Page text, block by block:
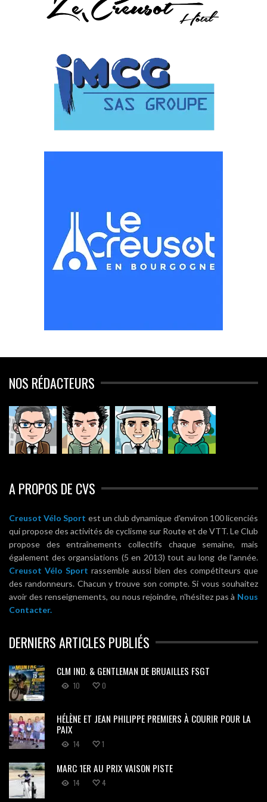
NOS RÉDACTEURS
A PROPOS DE CVS
Creusot Vélo Sport est un club dynamique d'environ 100 licenciés
qui propose des activités de cyclisme sur Route et de VTT. Le Club
propose des entraînements collectifs chaque semaine, mais
également des organsiations (5 en 2013) tout au long de l'année.
Creusot Vélo Sport rassemble aussi bien des compétiteurs que
des randonneurs. Chacun y trouve son compte. Si vous souhaitez
avoir des renseignements, ou nous rejoindre, n'hésitez pas à Nous
Contacter.
DERNIERS ARTICLES PUBLIÉS
CLM IND. & GENTLEMAN DE BRUAILLES FSGT
10 0
HÉLÈNE ET JEAN PHILIPPE PREMIERS À COURIR POUR LA
PAIX
14 1
MARC 1ER AU PRIX VAISON PISTE
14 4